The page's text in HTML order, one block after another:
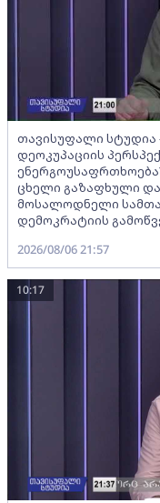
თავისუფალი სტუდია
დეოკუპაციის
ცხელი გაზაფხული
მოსალოდნელი
დემოკრატიის
2026/08/06 21:57
10:17